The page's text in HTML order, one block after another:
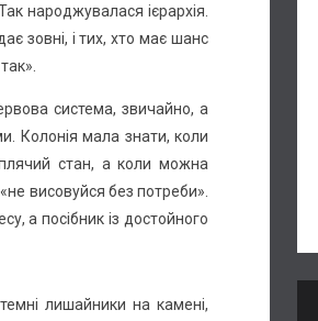
народжувалася ієрархія.
зовні, і тих, хто має шанс
система, звичайно, а
Колонія мала знати, коли
стан, а коли можна
висовуйся без потреби».
а посібник із достойного
лишайники на камені,